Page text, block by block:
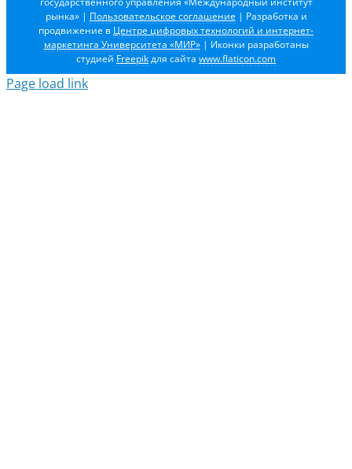
рынка» | Пользовательское соглашение | Разработка и
продвижение в Центре цифровых технологий и интернет-
маркетинга Университета «МИР»| Иконки разработаны
студией Freepikдля сайта www.flaticon.com
Page load link